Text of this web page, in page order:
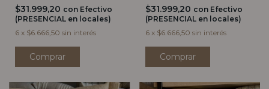
$31.999,20 con Efectivo
(PRESENCIAL en locales)
6 x $6.666,50 sin interés
Comprar
$31.999,20 con Efectivo
(PRESENCIAL en locales)
6 x $6.666,50 sin interés
Comprar